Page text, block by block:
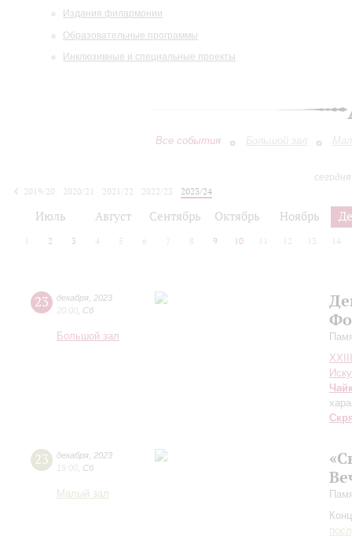
Издания филармонии
Образовательные программы
Инклюзивные и специальные проекты
Все события Большой зал
2019/20
2020/21 2021/22 2022/23
2023/24
Июль Август Сентябрь Октябрь Ноябрь
2 3 4 5 6 7 8 9 10 12 13 14
23 декабря 2023
20:00 Сб
Большой зал
23 декабря 2023
19:00 Сб
Малый зал